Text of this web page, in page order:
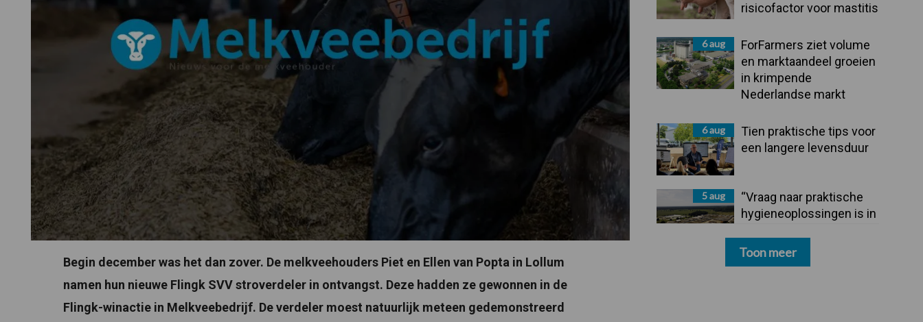
Begin december was het dan zover. De melkveehouders Piet en Ellen van Popta in Lollum
namen hun nieuwe Flingk SVV stroverdeler in ontvangst. Deze hadden ze gewonnen in de
Flingk-winactie in Melkveebedrijf. De verdeler moest natuurlijk meteen gedemonstreerd
risicofactor voor mastitis
6 aug
ForFarmers ziet volume
en marktaandeel groeien
in krimpende
Nederlandse markt
6 aug
Tien praktische tips voor
een langere levensduur
5 aug
“Vraag naar praktische
hygieneoplossingen is in
Toon meer